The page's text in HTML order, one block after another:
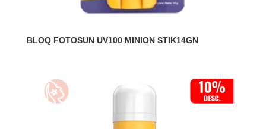
BLOQ FOTOSUN UV100 MINION STIK14GN